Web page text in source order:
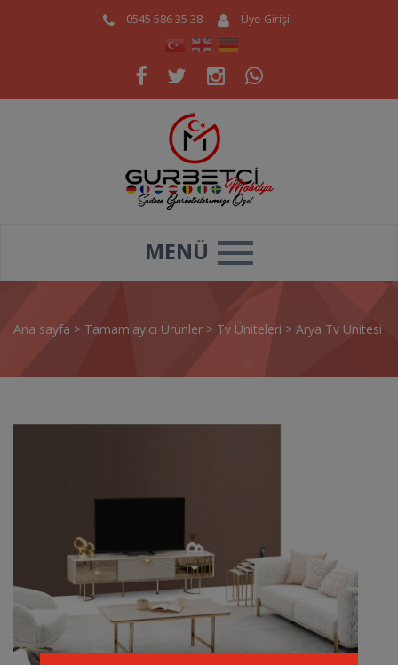
0545 586 35 38 Üye Girişi
MENÜ
Ana sayfa > Tamamlayıcı Ürünler > Tv Üniteleri > Arya Tv Ünitesi